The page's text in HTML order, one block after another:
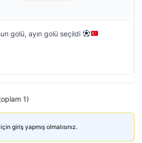
golü, ayın golü seçildi
1)
giriş yapmış olmalısınız.